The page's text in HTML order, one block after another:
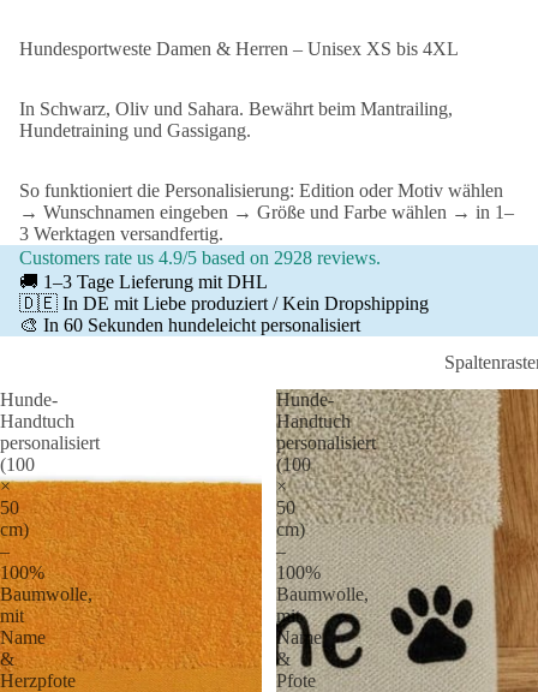
Hundesportweste Damen & Herren – Unisex XS bis 4XL
In Schwarz, Oliv und Sahara. Bewährt beim Mantrailing,
Hundetraining und Gassigang.
So funktioniert die Personalisierung: Edition oder Motiv wählen
→ Wunschnamen eingeben → Größe und Farbe wählen → in 1–
3 Werktagen versandfertig.
Customers rate us 4.9/5 based on 2928 reviews.
🚚 1–3 Tage Lieferung mit DHL
🇩🇪 In DE mit Liebe produziert / Kein Dropshipping
🎨 In 60 Sekunden hundeleicht personalisiert
Hunde-
Handtuch
personalisiert
(100
×
50
cm)
–
100%
Baumwolle,
mit
Name
&
Herzpfote
Hunde-
Handtuch
personalisiert
(100
×
50
cm)
–
100%
Baumwolle,
mit
Name
&
Pfote